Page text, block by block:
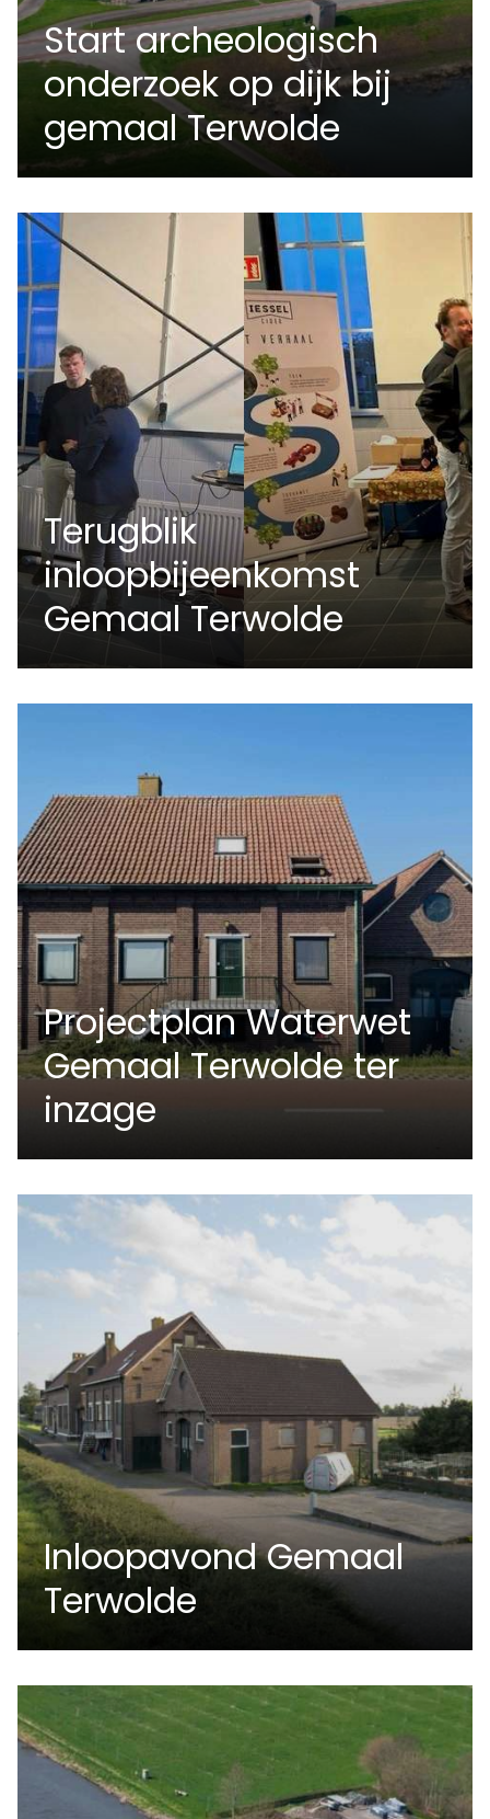
Start archeologisch
onderzoek op dijk bij
gemaal Terwolde
Terugblik
inloopbijeenkomst
Gemaal Terwolde
Projectplan Waterwet
Gemaal Terwolde ter
inzage
Inloopavond Gemaal
Terwolde